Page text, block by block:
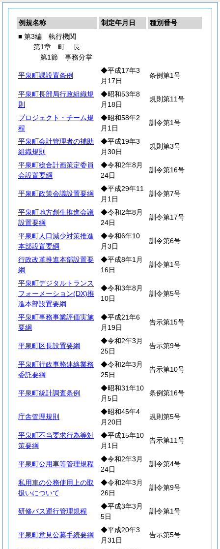
例規名称 制定年月日
種別番号
■ 第3編 執行機関
第1章 町長
第1節 事務分掌
平泉町課設置条例
◆平成17年3
月17日
条例第1号
平泉町長部局行政組織規
則
◆昭和53年8
月18日
規則第11号
プロジェクト・チーム規
程
◆昭和58年2
月1日
訓令第1号
平泉町会計管理者の補助
組織規則
◆平成19年3
月30日
規則第3号
平泉町総合計画策定委員
会設置要綱
◆令和2年8月
24日
訓令第16号
平泉町政策会議設置要綱
◆平成29年11
月1日
訓令第7号
平泉町地方創生推進会議
設置要綱
◆令和2年8月
24日
訓令第17号
平泉町人口減少対策推進
本部設置要綱
◆令和6年10
月3日
訓令第6号
行政改革推進本部設置要
綱
◆平成8年1月
16日
訓令第1号
平泉町デジタルトランス
フォーメーション(DX)推
進本部設置要綱
◆令和3年8月
10日
訓令第5号
平泉町事務事業評価実施
要綱
◆平成21年6
月19日
告示第15号
平泉町区長設置要綱
◆令和2年3月
25日
告示第9号
平泉町行政事務連絡業務
委託要綱
◆令和2年3月
25日
告示第10号
平泉町統計調査条例
◆昭和31年10
月5日
条例第16号
庁舎管理規則
◆昭和45年4
月20日
規則第5号
平泉町不当要求行為等対
策要綱
◆平成15年10
月1日
告示第11号
平泉町公用車等管理規程
◆令和2年3月
24日
訓令第4号
私用車の公務使用上の取
扱いについて
◆令和2年3月
26日
訓令第9号
研修バス運行管理規程
◆平成3年3月
5日
訓令第1号
平泉町意見公募手続要綱
◆平成20年3
月31日
告示第5号